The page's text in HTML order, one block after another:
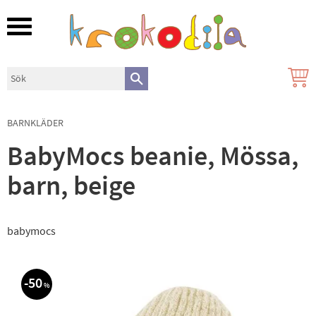
Meny
BARNKLÄDER
BabyMocs beanie, Mössa,
barn, beige
babymocs
50%